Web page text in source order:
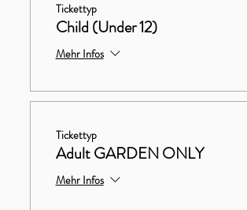
Tickettyp
Child (Under 12)
Mehr Infos
Tickettyp
Adult GARDEN ONLY
Mehr Infos